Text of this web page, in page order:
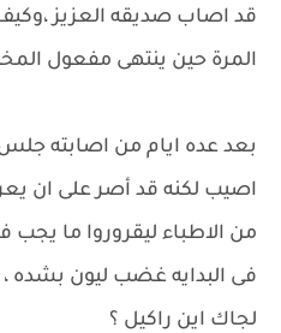
قد اصاب صديقه العزيز
المرة حين ينتهى مفعول
بعد عده ايام من اصابته جلس
اصيب لكنه قد أصر على ان
من الاطباء ليقروروا ما يجب
فى البدايه غضب ليون بشده ،
لجاك اين راكيل ؟